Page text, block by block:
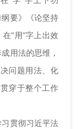
要》《论坚持
“用”字上出效
用法的思维，
问题用法、化
穿于整个工作
贯彻习近平法